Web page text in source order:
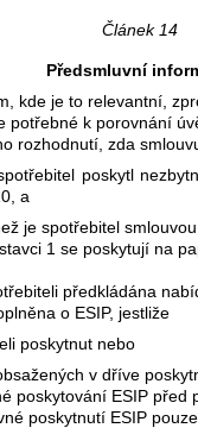
Článek 14
Předsmluvní
kde je to relevantní,
potřebné k porovnání
rozhodnutí, zda
poskytl
a
je spotřebitel
1 se poskytují na
předkládána
o ESIP, jestliže
poskytnut nebo
v dříve
poskytování ESIP
poskytnutí ESIP